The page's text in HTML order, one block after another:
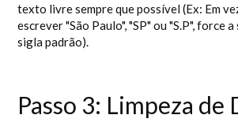
texto livre sempre que possível (Ex: Em
escrever "São Paulo", "SP" ou "S.P", force a
sigla padrão).
Passo 3: Limpeza de